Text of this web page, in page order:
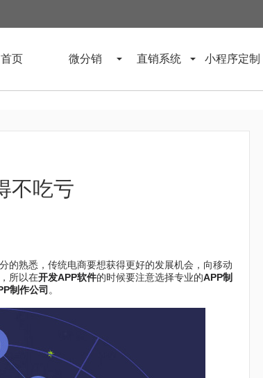
首页 微分销 直销系统 小程序定制
不吃亏
熟悉，传统电商要想获得更好的发展机会，向移动
所以在开发APP软件的时候要注意选择专业的APP制
制作公司 。